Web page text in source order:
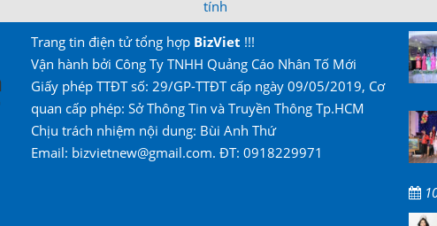
tính
Trang tin điện tử tổng hợp BizViet !!!
Vận hành bởi Công Ty TNHH Quảng Cáo Nhân Tố Mới
Giấy phép TTĐT số: 29/GP-TTĐT cấp ngày 09/05/2019, Cơ
quan cấp phép: Sở Thông Tin và Truyền Thông Tp.HCM
Chịu trách nhiệm nội dung: Bùi Anh Thứ
Email: bizvietnew@gmail.com. ĐT: 0918229971